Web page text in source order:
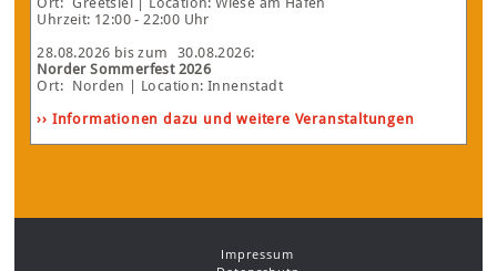
Uhrzeit: 12:00 - 22:00 Uhr
28.08.2026 bis zum 30.08.2026:
Norder Sommerfest 2026
Ort: Norden
| Location: Innenstadt
›› Informationen dazu und weitere Veranstaltungen
Impressum